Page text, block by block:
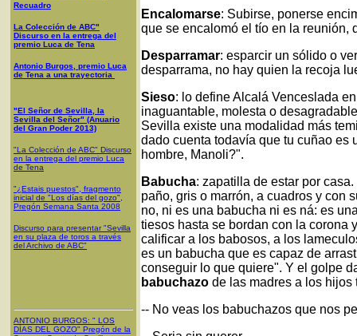
Recuadro
La Colección de ABC"
Discurso en la entrega del
premio Luca de Tena
Antonio Burgos, premio Luca
de Tena a una trayectoria
"El Señor de Sevilla, la
Sevilla del Señor" (Anuario
del Gran Poder 2013)
"La Colección de ABC" Discurso
en la entrega del premio Luca
de Tena
"¿Estais puestos", fragmento
inicial de "Los días del gozo",
Pregón Semana Santa 2008
Discurso para presentar "Sevilla
en su plaza de toros a través
del Archivo de ABC"
ANTONIO BURGOS: " LOS
DÍAS DEL GOZO" Pregón de la
Encalomarse: Subirse, ponerse
que se encalomó el tío en la reunión,
Desparramar: esparcir un sólido o
desparrama, no hay quien la recoja
Sieso: lo define Alcalá Venceslada
inaguantable, molesta o
Sevilla existe una modalidad más
dado cuenta todavía que tu cuñao es
hombre, Manoli?".
Babucha: zapatilla de estar por
paño, gris o marrón, a cuadros y con
no, ni es una babucha ni es ná: es
tiesos hasta se bordan con la corona
calificar a los babosos, a los
es un babucha que es capaz de
conseguir lo que quiere". Y el golpe
babuchazo de las madres a los
-- No veas los babuchazos que nos